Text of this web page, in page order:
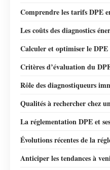
Comprendre les tarifs DPE
Les coûts des diagnostics
Calculer et optimiser le DPE
Critères d’évaluation du
Rôle des diagnostiqueurs
Qualités à rechercher chez
La réglementation DPE et
Évolutions récentes de la
Anticiper les tendances à